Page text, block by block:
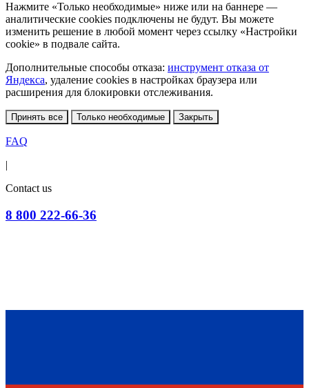
Нажмите «Только необходимые» ниже или на баннере —
аналитические cookies подключены не будут. Вы можете
изменить решение в любой момент через ссылку «Настройки
cookie» в подвале сайта.
Дополнительные способы отказа: инструмент отказа от
Яндекса, удаление cookies в настройках браузера или
расширения для блокировки отслеживания.
Принять все Только необходимые Закрыть
FAQ
|
Contact us
8 800 222-66-36